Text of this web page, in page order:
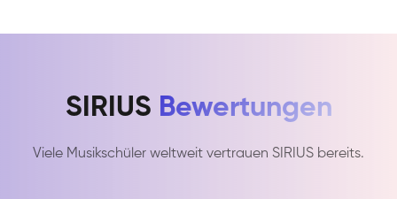
SIRIUS Bewertungen
Viele Musikschüler weltweit vertrauen SIRIUS bereits.